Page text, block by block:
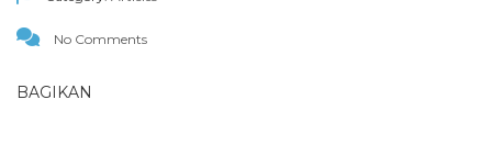
No Comments
BAGIKAN